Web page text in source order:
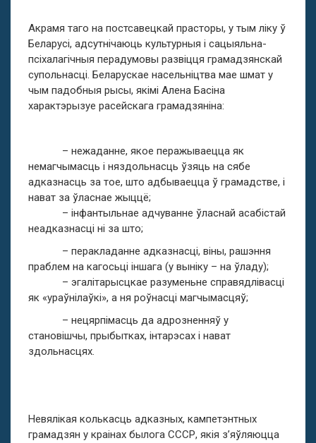
Акрамя таго на постсавецкай прасторы, у тым ліку ў
Беларусі, адсутнічаюць культурныя і сацыяльна-
псіхалагічныя перадумовы развіцця грамадзянскай
супольнасці. Беларускае насельніцтва мае шмат у
чым падобныя рысы, якімі Алена Басіна
характэрызуе расейскага грамадзяніна:
– нежаданне, якое перажываецца як
немагчымасць і няздольнасць ўзяць на сябе
адказнасць за тое, што адбываецца ў грамадстве, і
нават за ўласнае жыццё;
– інфантыльнае адчуванне ўласнай асабістай
неадказнасці ні за што;
– перакладанне адказнасці, віны, рашэння
праблем на кагосьці іншага (у выніку – на ўладу);
– эгалітарысцкае разуменьне справядлівасці
як «ураўнілаўкі», а ня роўнасці магчымасцяў;
– нецярпімасць да адрозненняў у
становішчы, прыбытках, інтарэсах і нават
здольнасцях.
Невялікая колькасць адказных, кампетэнтных
грамадзян у краінах былога СССР, якія з’яўляюцца